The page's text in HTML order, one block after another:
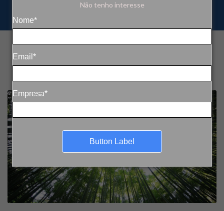
Não tenho interesse
Nome*
Email*
Empresa*
Button Label